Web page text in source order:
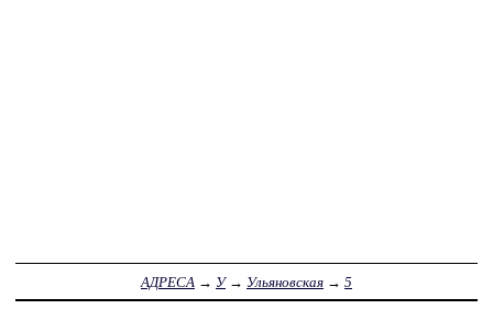
АДРЕСА → У→ Ульяновская → 5